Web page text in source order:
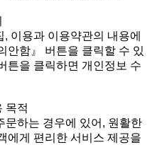
이용과이용약관의내용에
안함』버튼을클릭할수있
튼을클릭하면개인정보수
목적
문하는경우에있어,원활한
에게편리한서비스제공을